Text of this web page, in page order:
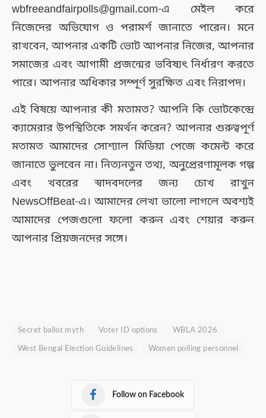
wbfreeandfairpolls@gmail.com-এ মেইল করে
নিজেদের অভিযোগ ও পরামর্শ জানাতে পারেন। মনে
রাখবেন, আপনার একটি ভোট আপনার নিজের, আপনার
সমাজের এবং আগামী প্রজন্মের ভবিষ্যৎ নির্ধারণ করতে
পারে। আপনার অধিকার সম্পূর্ণ সুরক্ষিত এবং নিরাপদ।
এই বিষয়ে আপনার কী মতামত? আপনি কি ভোটকেন্দ্রে
ক্যামেরার উপস্থিতিকে সমর্থন করেন? আপনার গুরুত্বপূর্ণ
মতামত আমাদের সোশ্যাল মিডিয়া পেজে কমেন্ট করে
জানাতে ভুলবেন না। নিত্যনতুন তথ্য, অনুপ্রেরণামূলক গল্প
এবং খবরের স্বাদবদলের জন্য চোখ রাখুন
NewsOffBeat-এ। আমাদের লেখা ভালো লাগলে অবশ্যই
আমাদের পেজগুলো ফলো করুন এবং শেয়ার করুন
আপনার প্রিয়জনদের সঙ্গে।
Secret ballot myth Voter ID options WBLA 2026
West Bengal Election Guidelines Women polling personnel
Follow on Facebook